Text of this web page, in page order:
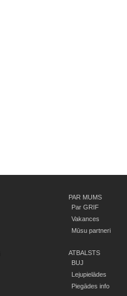
PAR MUMS
Par GRIF
Vakances
Mūsu partneri
ATBALSTS
BUJ
Lejupielādes
Piegādes info